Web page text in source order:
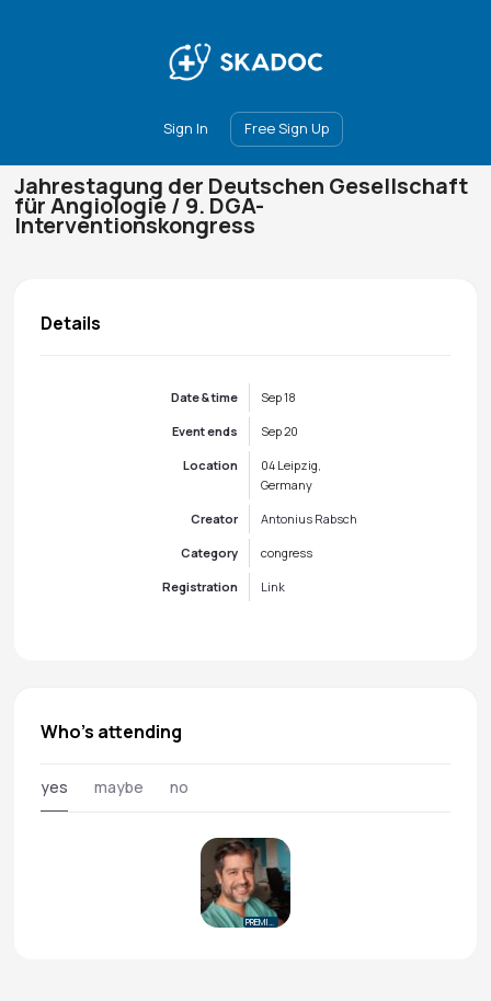
Sign In Free Sign Up
Events
Ambassadors
Jahrestagung der Deutschen Gesellschaft
für Angiologie / 9. DGA-
Interventionskongress
Details
Date & time Sep 18
Event ends Sep 20
Location
04 Leipzig,
Germany
Creator Antonius Rabsch
Category congress
Registration Link
Who's attending
yes maybe no